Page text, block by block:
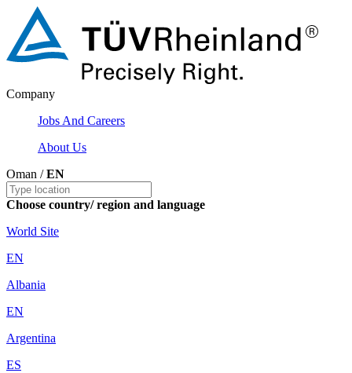
Company
Jobs And Careers
About Us
Oman /EN
Choose country/ region and language
World Site
EN
Albania
EN
Argentina
ES